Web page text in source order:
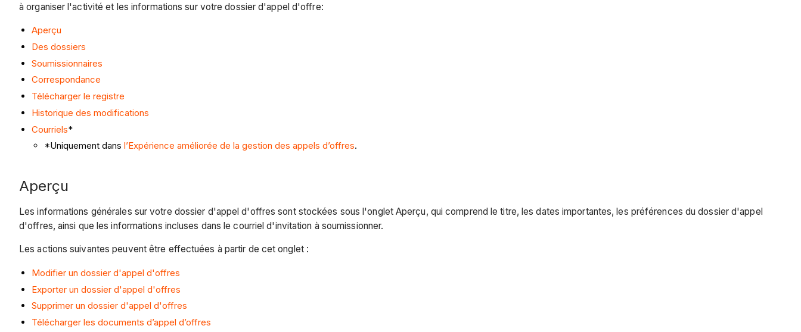
à organiser l'activité et les informations sur votre dossier d'appel d'offre:
Aperçu
Des dossiers
Soumissionnaires
Correspondance
Télécharger le registre
Historique des modifications
Courriels*
*Uniquement dans l’Expérience améliorée de la gestion des appels d’offres.
Aperçu
Les informations générales sur votre dossier d'appel d'offres sont stockées sous l'onglet Aperçu, qui comprend le titre, les dates importantes, les préférences du dossier d'appel
d'offres, ainsi que les informations incluses dans le courriel d'invitation à soumissionner.
Les actions suivantes peuvent être effectuées à partir de cet onglet :
Modifier un dossier d'appel d'offres
Exporter un dossier d'appel d'offres
Supprimer un dossier d'appel d'offres
Télécharger les documents d’appel d’offres